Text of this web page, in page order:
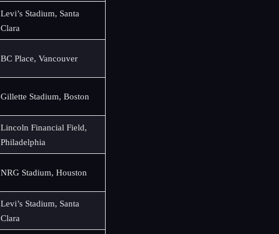
Levi’s Stadium, Santa
Clara
BC Place, Vancouver
Gillette Stadium, Boston
Lincoln Financial Field,
Philadelphia
NRG Stadium, Houston
Levi’s Stadium, Santa
Clara